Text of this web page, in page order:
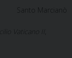
Santo Marcianò